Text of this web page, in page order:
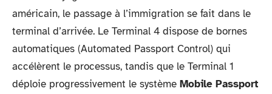
américain, le passage à l’immigration se fait dans le
terminal d’arrivée. Le Terminal 4 dispose de bornes
automatiques (Automated Passport Control) qui
accélèrent le processus, tandis que le Terminal 1
déploie progressivement le système Mobile Passport